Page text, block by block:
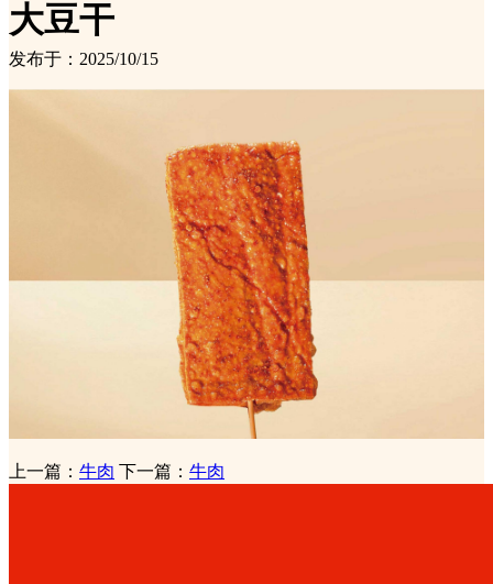
大豆干
发布于：2025/10/15
上一篇： 牛肉 下一篇： 牛肉